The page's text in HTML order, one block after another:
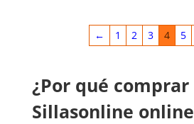
← 1 2 3 4 5
¿Por qué comprar
Sillasonline